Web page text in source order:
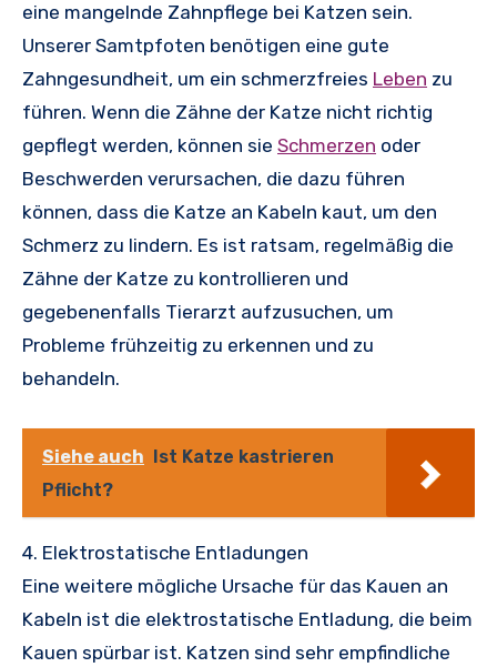
eine mangelnde Zahnpflege bei Katzen sein.
Unserer Samtpfoten benötigen eine gute
Zahngesundheit, um ein schmerzfreies Leben zu
führen. Wenn die Zähne der Katze nicht richtig
gepflegt werden, können sie Schmerzen oder
Beschwerden verursachen, die dazu führen
können, dass die Katze an Kabeln kaut, um den
Schmerz zu lindern. Es ist ratsam, regelmäßig die
Zähne der Katze zu kontrollieren und
gegebenenfalls Tierarzt aufzusuchen, um
Probleme frühzeitig zu erkennen und zu
behandeln.
Siehe auch
Ist Katze kastrieren
Pflicht?
4. Elektrostatische Entladungen
Eine weitere mögliche Ursache für das Kauen an
Kabeln ist die elektrostatische Entladung, die beim
Kauen spürbar ist. Katzen sind sehr empfindliche